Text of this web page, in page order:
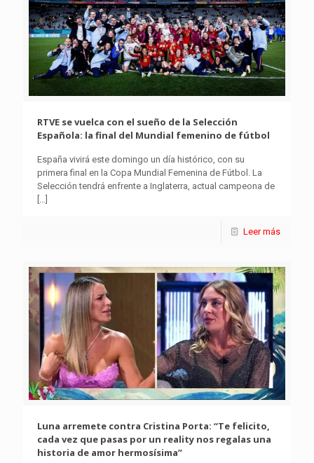
RTVE se vuelca con el sueño de la Selección
Española: la final del Mundial femenino de fútbol
España vivirá este domingo un día histórico, con su
primera final en la Copa Mundial Femenina de Fútbol. La
Selección tendrá enfrente a Inglaterra, actual campeona de
[…]
Leer más
Luna arremete contra Cristina Porta: “Te felicito,
cada vez que pasas por un reality nos regalas una
historia de amor hermosísima”